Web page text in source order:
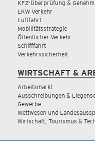
KFZ-Überprüfung &
LKW Verkehr
Luftfahrt
Mobilitätsstrategie
Öffentlicher Verkehr
Schifffahrt
Verkehrssicherheit
WIRTSCHAFT &
Arbeitsmarkt
Ausschreibungen &
Gewerbe
Wettwesen und
Wirtschaft, Tourismus &